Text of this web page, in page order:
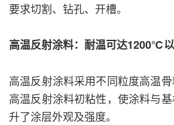
要求切割、钻孔、开槽。
高温反射涂料：耐温可达1200℃
高温反射涂料采用不同粒度高温
高温反射涂料初粘性，使涂料与
升了涂层外观及强度。